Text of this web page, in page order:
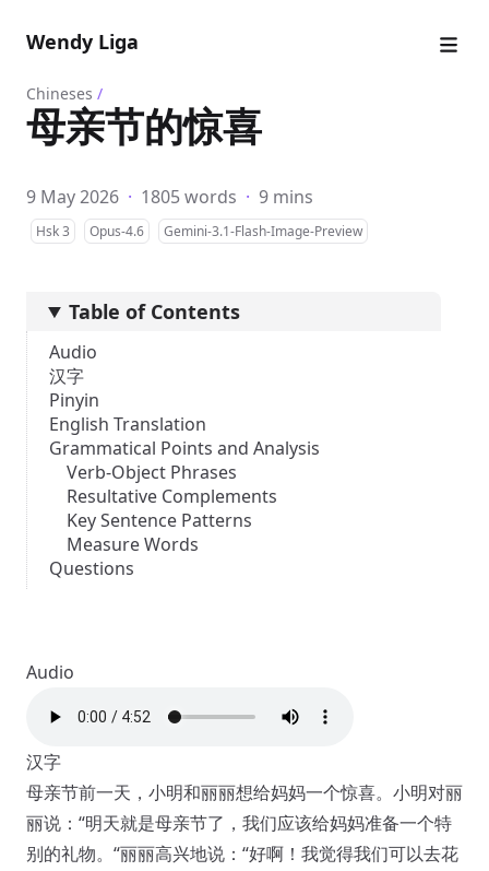
Wendy Liga
Chineses /
母亲节的惊喜
9 May 2026 · 1805 words · 9 mins
Hsk 3 Opus-4.6 Gemini-3.1-Flash-Image-Preview
Table of Contents
Audio
汉字
Pinyin
English Translation
Grammatical Points and Analysis
Verb-Object Phrases
Resultative Complements
Key Sentence Patterns
Measure Words
Questions
Audio
汉字
母亲节前一天，小明和丽丽想给妈妈一个惊喜。小明对丽
丽说：“明天就是母亲节了，我们应该给妈妈准备一个特
别的礼物。“丽丽高兴地说：“好啊！我觉得我们可以去花